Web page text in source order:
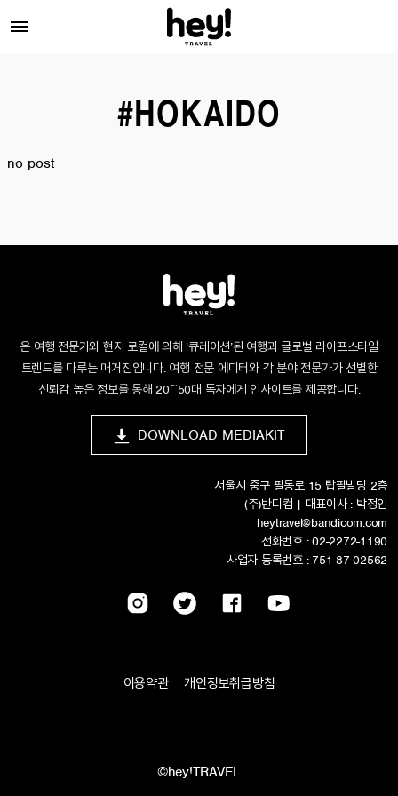
#HOKAIDO
no post
은 여행 전문가와 현지 로컬에 의해 ‘큐레이션’된 여행과 글로벌 라이프스타일
트렌드를 다루는 매거진입니다. 여행 전문 에디터와 각 분야 전문가가 선별한
신뢰감 높은 정보를 통해 20~50대 독자에게 인사이트를 제공합니다.
DOWNLOAD MEDIAKIT
서울시 중구 필동로 15 탑필빌딩 2층
(주)반디컴 | 대표이사 : 박정인
heytravel@bandicom.com
전화번호 : 02-2272-1190
사업자 등록번호 : 751-87-02562
이용약관 개인정보취급방침
©hey!TRAVEL